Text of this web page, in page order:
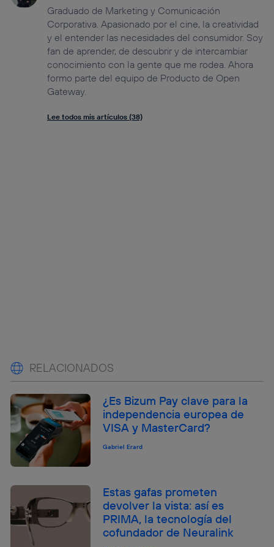
Graduado de Marketing y Comunicación
Corporativa. Apasionado por el cine, la creatividad
y el entender las necesidades del consumidor. Soy
fan de aprender, de descubrir y de intercambiar
conocimiento con la gente que me rodea. Ahora
formo parte del equipo de Producto de Open
Gateway.
Lee todos mis artículos (38)
RELACIONADOS
¿Es Bizum Pay clave para la
independencia europea de
VISA y MasterCard?
Gabriel Erard
Estas gafas prometen
devolver la vista: así es
PRIMA, la tecnología del
cofundador de Neuralink